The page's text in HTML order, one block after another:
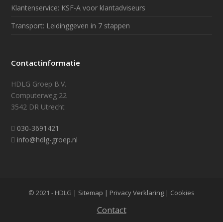
Klantenservice: KSF-A voor klantadviseurs
Transport: Leidinggeven in 7 stappen
Contactinformatie
HDLG Groep B.V.
Computerweg 22
3542 DR Utrecht
030-3691421
info@hdlg-groep.nl
© 2021 - HDLG | Sitemap | Privacy Verklaring | Cookies
Contact